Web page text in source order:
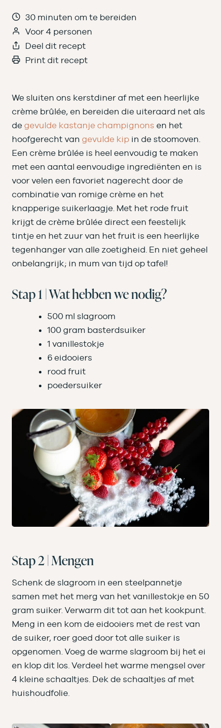
30 minuten om te bereiden
Voor 4 personen
Deel dit recept
Print dit recept
We sluiten ons kerstdiner af met een heerlijke
crème brûlée, en bereiden die uiteraard net als
de gevulde kastanje champignons en het
hoofgerecht van gevulde kip in de stoomoven.
Een crème brûlée is heel eenvoudig te maken
met een aantal eenvoudige ingrediënten en is
voor velen een favoriet nagerecht door de
combinatie van romige crème en het
knapperige suikerlaagje. Met het rode fruit
krijgt de crème brûlée direct een feestelijk
tintje en het zuur van het fruit is een heerlijke
tegenhanger van alle zoetigheid. En niet geheel
onbelangrijk; in mum van tijd op tafel!
Stap 1 | Wat hebben we nodig?
500 ml slagroom
100 gram basterdsuiker
1 vanillestokje
6 eidooiers
rood fruit
poedersuiker
Stap 2 | Mengen
Schenk de slagroom in een steelpannetje
samen met het merg van het vanillestokje en 50
gram suiker. Verwarm dit tot aan het kookpunt.
Meng in een kom de eidooiers met de rest van
de suiker, roer goed door tot alle suiker is
opgenomen. Voeg de warme slagroom bij het ei
en klop dit los. Verdeel het warme mengsel over
4 kleine schaaltjes. Dek de schaaltjes af met
huishoudfolie.